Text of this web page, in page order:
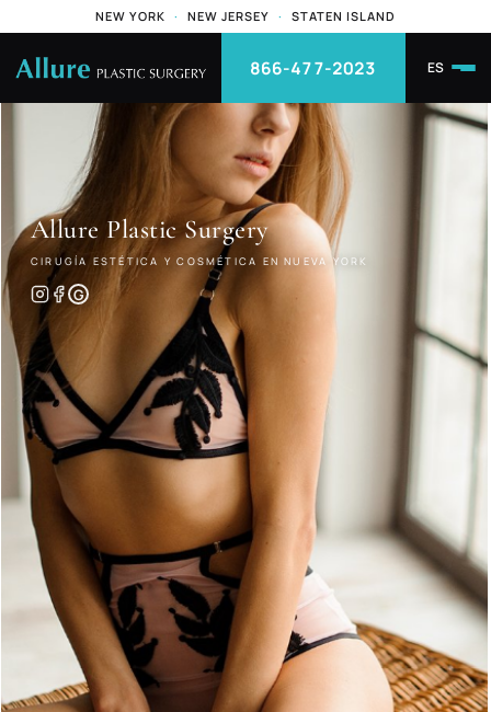
NEW YORK · NEW JERSEY · STATEN ISLAND
866-477-2023 ES
AllurePlastic Surgery
CIRUGÍA ESTÉTICA Y COSMÉTICA EN NUEVA YORK
G